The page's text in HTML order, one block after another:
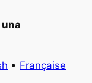
• Française